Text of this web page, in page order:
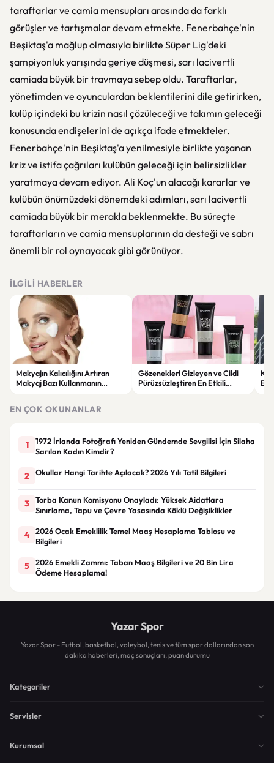
taraftarlar ve camia mensupları arasında da farklı
görüşler ve tartışmalar devam etmekte. Fenerbahçe'nin
Beşiktaş'a mağlup olmasıyla birlikte Süper Lig'deki
şampiyonluk yarışında geriye düşmesi, sarı lacivertli
camiada büyük bir travmaya sebep oldu. Taraftarlar,
yönetimden ve oyunculardan beklentilerini dile getirirken,
kulüp içindeki bu krizin nasıl çözüleceği ve takımın geleceği
konusunda endişelerini de açıkça ifade etmekteler.
Fenerbahçe'nin Beşiktaş'a yenilmesiyle birlikte yaşanan
kriz ve istifa çağrıları kulübün geleceği için belirsizlikler
yaratmaya devam ediyor. Ali Koç'un alacağı kararlar ve
kulübün önümüzdeki dönemdeki adımları, sarı lacivertli
camiada büyük bir merakla beklenmekte. Bu süreçte
taraftarların ve camia mensuplarının da desteği ve sabrı
önemli bir rol oynayacak gibi görünüyor.
İLGILI HABERLER
Makyajın Kalıcılığını Artıran
Makyaj Bazı Kullanmanın
Gözenekleri Gizleyen ve Cildi
Pürüzsüzleştiren En Etkili
EN ÇOK OKUNANLAR
1
1972 İrlanda Fotoğrafı Yeniden Gündemde Sevgilisi İçin Silaha
Sarılan Kadın Kimdir?
2 Okullar Hangi Tarihte Açılacak? 2026 Yılı Tatil Bilgileri
3
Torba Kanun Komisyonu Onayladı: Yüksek Aidatlara
Sınırlama, Tapu ve Çevre Yasasında Köklü Değişiklikler
4
2026 Ocak Emeklilik Temel Maaş Hesaplama Tablosu ve
Bilgileri
5
2026 Emekli Zammı: Taban Maaş Bilgileri ve 20 Bin Lira
Ödeme Hesaplama!
Yazar Spor
Yazar Spor - Futbol, basketbol, voleybol, tenis ve tüm spor dallarından son
dakika haberleri, maç sonuçları, puan durumu
Kategoriler
Servisler
Kurumsal